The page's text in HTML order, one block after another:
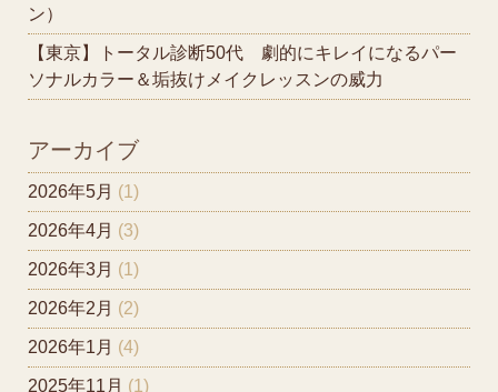
ン）
【東京】トータル診断50代 劇的にキレイになるパー
ソナルカラー＆垢抜けメイクレッスンの威力
アーカイブ
2026年5月 (1)
2026年4月 (3)
2026年3月 (1)
2026年2月 (2)
2026年1月 (4)
2025年11月 (1)